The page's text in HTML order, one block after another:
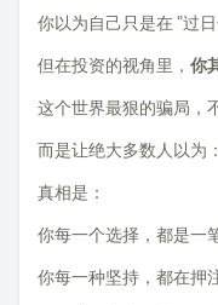
你以为自己只是在 “过日
但在投资的视角里， 你
这个世界最狠的骗局，
而是让绝大多数人以为：
真相是：
你每一个选择，都是一
你每一种坚持，都在押